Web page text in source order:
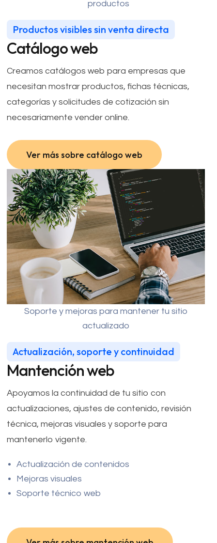
Productos visibles sin venta directa
Catálogo web
Creamos catálogos web para empresas que
necesitan mostrar productos, fichas técnicas,
categorías y solicitudes de cotización sin
necesariamente vender online.
Ver más sobre catálogo web
Ver más sobre catálogo web
productos
Actualización, soporte y continuidad
Mantención web
Apoyamos la continuidad de tu sitio con
actualizaciones, ajustes de contenido, revisión
técnica, mejoras visuales y soporte para
mantenerlo vigente.
Actualización de contenidos
Mejoras visuales
Soporte técnico web
Soporte y mejoras para mantener tu sitio
actualizado